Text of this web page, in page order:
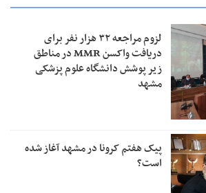
لزوم مراجعه ۳۲ هزار نفر برای
دریافت واکسن MMR در مناطق
زیر پوشش دانشگاه علوم پزشکی
مشهد
پیک هفتم کرونا در مشهد آغاز شده
است؟